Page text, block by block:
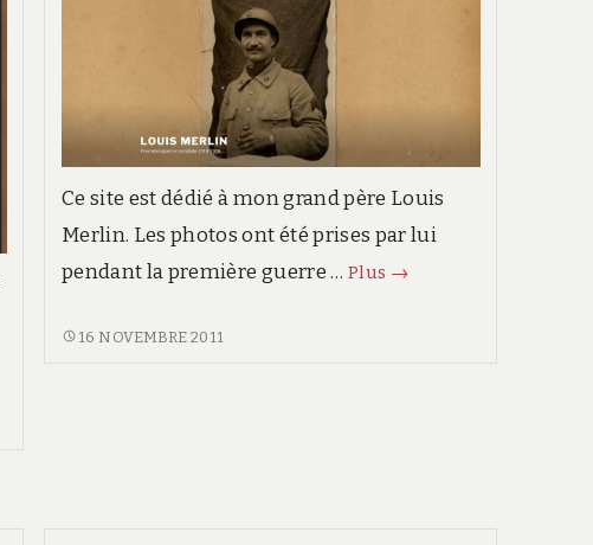
Ce site est dédié à mon grand père Louis
Merlin. Les photos ont été prises par lui
pendant la première guerre … Plus
Louis
→
LOUIS
16 NOVEMBRE 2011